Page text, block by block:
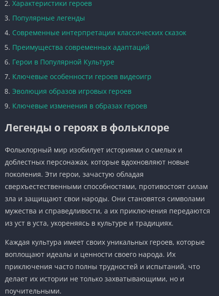
Характеристики героев
Популярные легенды
Современные интерпретации классических сказок
Преимущества современных адаптаций
Герои в Популярной Культуре
Ключевые особенности героев видеоигр
Эволюция образов игровых героев
Ключевые изменения в образах героев
Легенды о героях в фольклоре
Фольклорный мир изобилует историями о смелых и
доблестных персонажах, которые вдохновляют новые
поколения. Эти герои, зачастую обладая
сверхъестественными способностями, противостоят силам
зла и защищают свои народы. Они становятся символами
мужества и справедливости, а их приключения передаются
из уст в уста, укореняясь в культуре и традициях.
Каждая культура имеет своих уникальных героев, которые
воплощают идеалы и ценности своего народа. Их
приключения часто полны трудностей и испытаний, что
делает их истории не только захватывающими, но и
поучительными.